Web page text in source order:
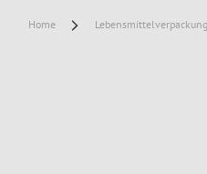
Home